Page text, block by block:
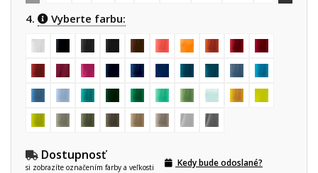
4. Vyberte farbu:
Dostupnosť
si zobrazíte označením farby a veľkosti Kedy bude odoslané?